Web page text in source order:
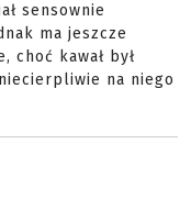
sensownie
ma jeszcze
choć kawał był
na niego